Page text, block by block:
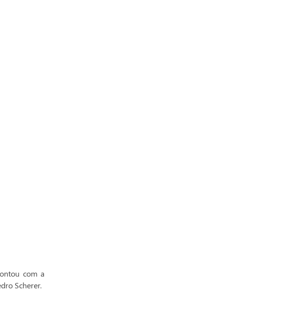
com a
Scherer.